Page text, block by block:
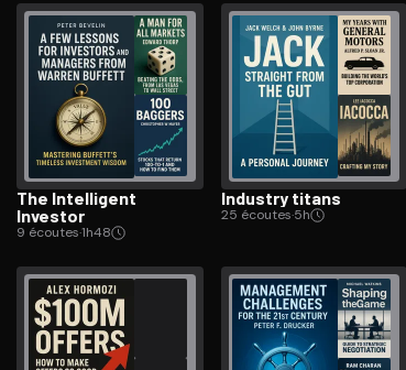
The Intelligent
Investor
9 écoutes·1h48
Industry titans
25 écoutes·5h